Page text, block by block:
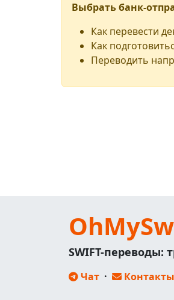
Выбрать банк-
Как перевести
Как
Переводить
SWIFT-переводы:
Чат · Контакты